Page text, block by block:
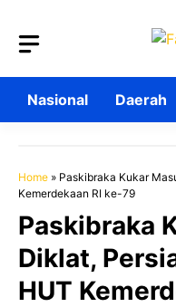
Nasional Daerah
Home » Paskibraka Kukar
Kemerdekaan RI ke-79
Paskibraka
Diklat,
HUT